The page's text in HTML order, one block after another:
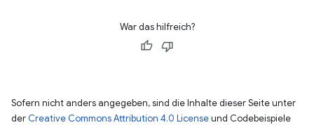
War das hilfreich?
Sofern nicht anders angegeben, sind die Inhalte dieser Seite unter
der Creative Commons Attribution 4.0 Licenseund Codebeispiele